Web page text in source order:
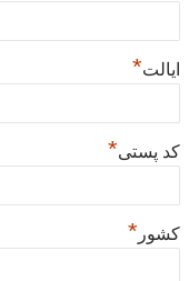
ایالت*
کد پستی*
کشور *